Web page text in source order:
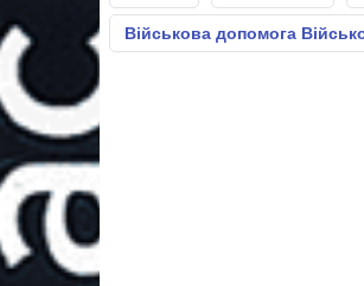
Військова допомога